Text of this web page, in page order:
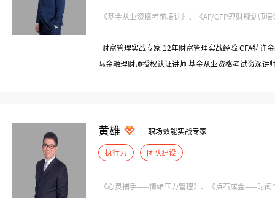
《基金从业资格考前培训》、《AF/CFP理财规划师培
财富管理实战专家 12年财富管理实战经验 CFA特许
际金融理财师授权认证讲师 基金从业资格考试资深讲
黄雄 职场效能实战专家
执行力 团队建设
《心灵捕手——情绪压力管理》、《点石成金——时间